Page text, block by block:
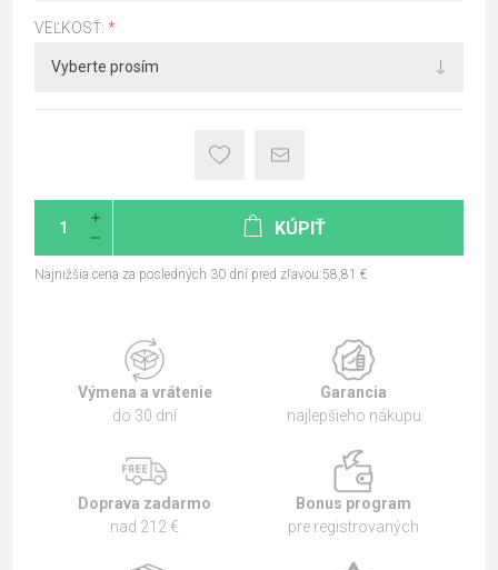
VEĽKOSŤ: *
KÚPIŤ
Najnižšia cena za posledných 30 dní pred zľavou:58,81 €
Výmena a vrátenie
do 30 dní
Garancia
najlepšieho nákupu
Doprava zadarmo
nad 212 €
Bonus program
pre registrovaných